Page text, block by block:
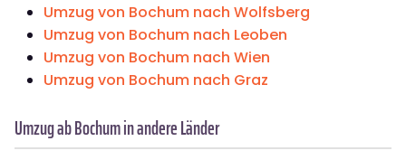
Umzug von Bochum nach Wolfsberg
Umzug von Bochum nach Leoben
Umzug von Bochum nach Wien
Umzug von Bochum nach Graz
Umzug ab Bochum in andere Länder